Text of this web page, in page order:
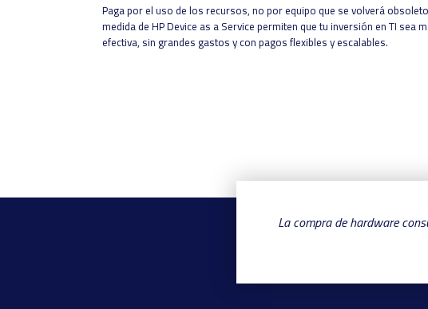
Paga por el uso de los recursos, no por equipo que se volverá
medida de HP Device as a Service permiten que tu inversión en TI sea
efectiva, sin grandes gastos y con pagos flexibles y escalables.
La compra de hardware